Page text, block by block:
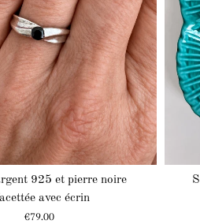
925 et pierre noire
avec écrin
Prix
€79.00